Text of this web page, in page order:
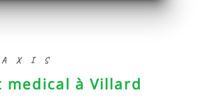
medical à Villard